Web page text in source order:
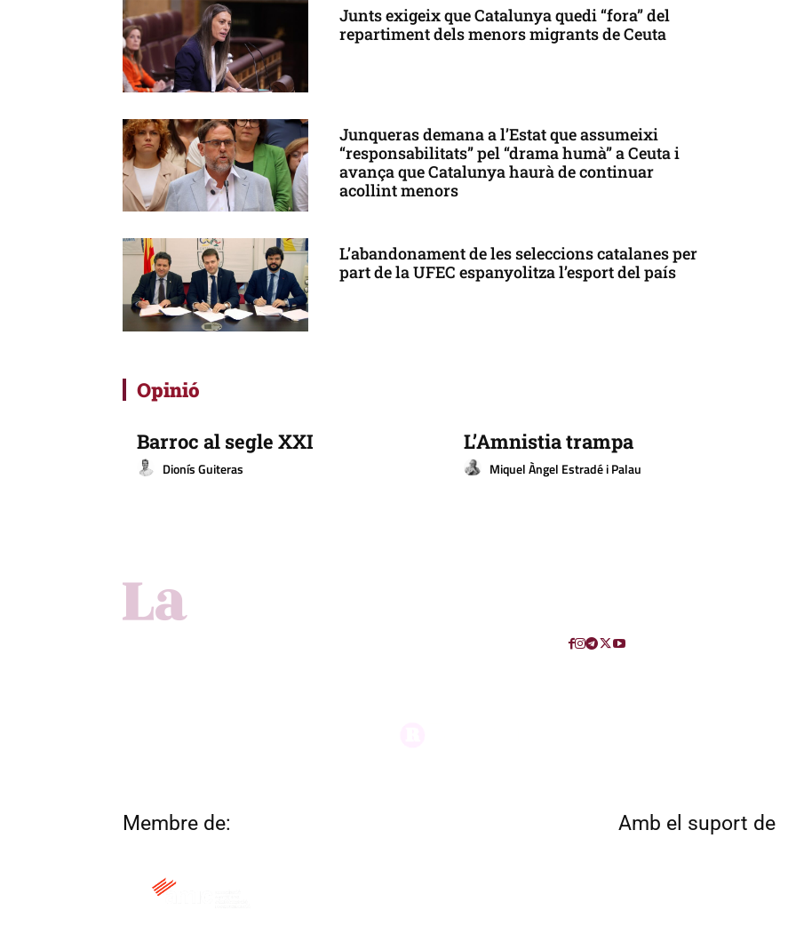
Junts exigeix que Catalunya quedi “fora” del
repartiment dels menors migrants de Ceuta
Junqueras demana a l’Estat que assumeixi
“responsabilitats” pel “drama humà” a Ceuta i
avança que Catalunya haurà de continuar
acollint menors
L’abandonament de les seleccions catalanes per
part de la UFEC espanyolitza l’esport del país
Opinió
Barroc al segle XXI
Dionís Guiteras
L’Amnistia trampa
Miquel Àngel Estradé i Palau
Membre de: Amb el suport de